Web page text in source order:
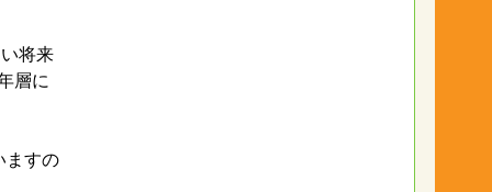
将来
層に
ますの